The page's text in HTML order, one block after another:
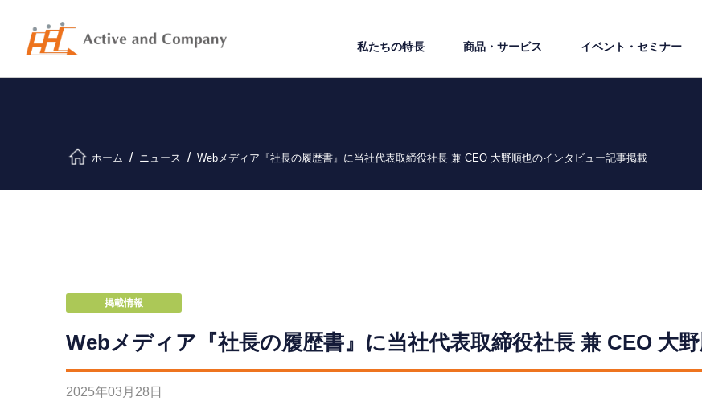
私たちの特⻑ 商品・サービス イベント・セミナー
ホーム ニュース Webメディア『社長の履歴書』に当社代表取締役社長 兼 CEO 大野順也のインタビュー記事掲載
掲載情報
Webメディア『社長の履歴書』に当社代表取締役社長 兼 CEO 大
2025年03 月 28 日